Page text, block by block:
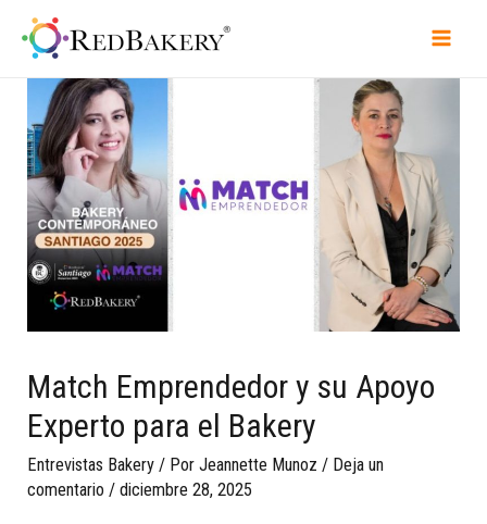
Match Emprendedor y su Apoyo
Experto para el Bakery
Entrevistas Bakery / PorJeannette Munoz / Deja un
comentario /diciembre 28, 2025